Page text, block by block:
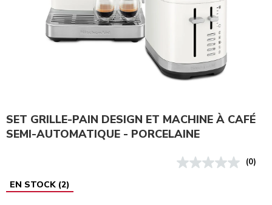
SET GRILLE-PAIN DESIGN ET MACHINE À CAFÉ
SEMI-AUTOMATIQUE - PORCELAINE
(0)
EN STOCK (2)